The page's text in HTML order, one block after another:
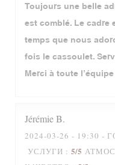
Toujours une belle
est comblé. Le cadre
temps que nous
fois le cassoulet.
Merci à toute l’équipe
JérémieB
2024-03-26 - 19:30 -
УСЛУГИ : 5/5